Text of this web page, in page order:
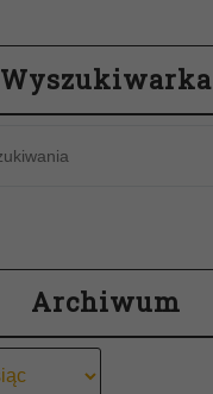
Wyszukiwarka
Archiwum